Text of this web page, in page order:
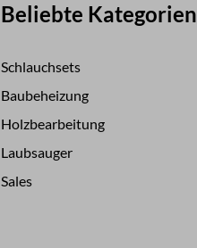
Beliebte Kategorien
Schlauchsets
Baubeheizung
Holzbearbeitung
Laubsauger
Sales